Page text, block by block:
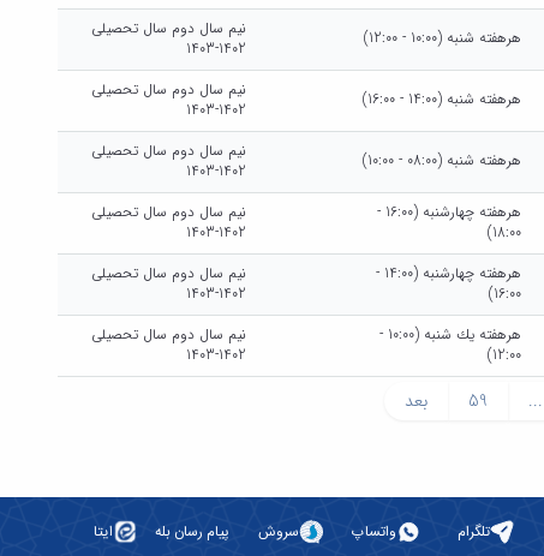
هرهفته شنبه (10:00 - 12:00)
نیم سال دوم سال تحصیلی
1402-1403
هرهفته شنبه (14:00 - 16:00)
نیم سال دوم سال تحصیلی
1402-1403
هرهفته شنبه (08:00 - 10:00)
نیم سال دوم سال تحصیلی
1402-1403
هرهفته چهارشنبه (16:00 -
18:00)
نیم سال دوم سال تحصیلی
1402-1403
هرهفته چهارشنبه (14:00 -
16:00)
نیم سال دوم سال تحصیلی
1402-1403
هرهفته يك شنبه (10:00 -
12:00)
نیم سال دوم سال تحصیلی
1402-1403
...
59 بعد
تلگرام واتساپ سروش پیام رسان بله ایتا